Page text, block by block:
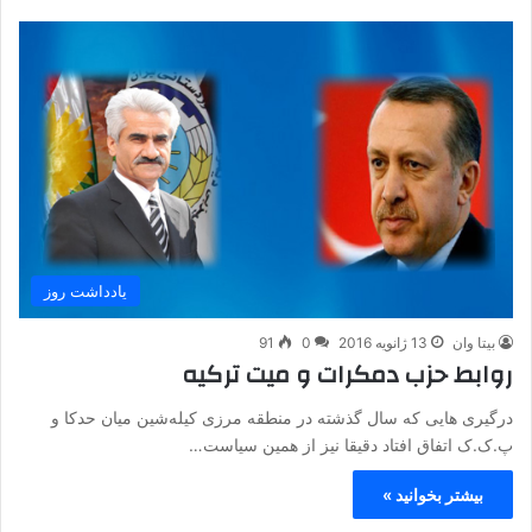
یادداشت روز
بیتا وان 13 ژانویه 2016 0
91
روابط حزب دمکرات و میت ترکیه
درگیری هایی که سال گذشته در منطقه مرزی کیله‌شین میان حدکا و
پ.ک.ک اتفاق افتاد دقیقا نیز از همین سیاست…
بیشتر بخوانید »